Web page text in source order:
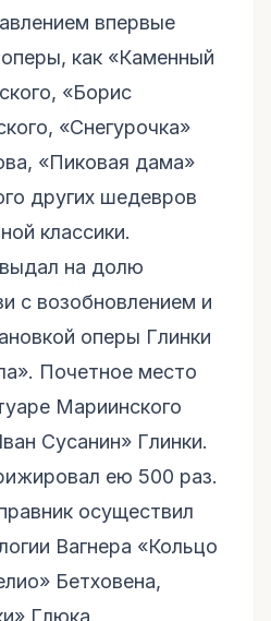
впервые
как «Каменный
«Борис
«Снегурочка»
«Пиковая дама»
других шедевров
классики.
на долю
с возобновлением и
оперы Глинки
Почетное место
Мариинского
Сусанин» Глинки.
ею 500 раз.
осуществил
Вагнера «Кольцо
Бетховена,
Глюка.